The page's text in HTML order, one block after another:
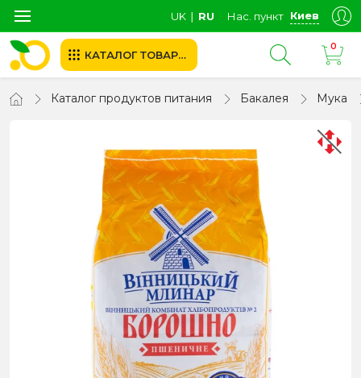
UK ∣ RU Нас. пункт Киев
КАТАЛОГ ТОВАРОВ
0
Каталог продуктов питания Бакалея Мука